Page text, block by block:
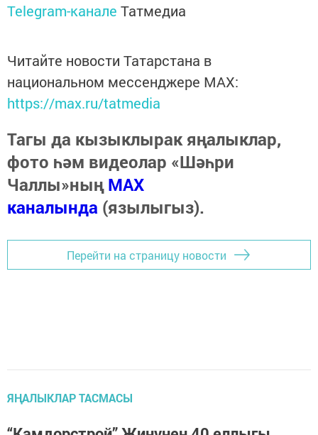
Telegram-канале Татмедиа
Читайте новости Татарстана в
национальном мессенджере MАХ:
https://max.ru/tatmedia
Тагы да кызыклырак яңалыклар,
фото һәм видеолар «Шәһри
Чаллы»ныңMAX
каналында (язылыгыз).
Перейти на страницу новости
ЯҢАЛЫКЛАР ТАСМАСЫ